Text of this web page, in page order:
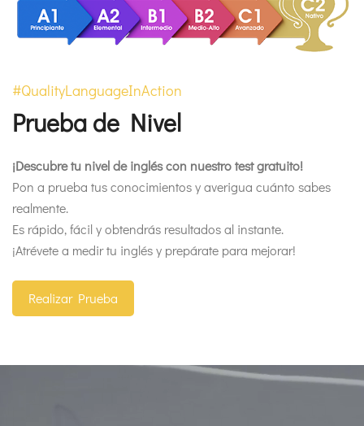
#QualityLanguageInAction
Prueba de Nivel
¡Descubre tu nivel de inglés con nuestro test gratuito!
Pon a prueba tus conocimientos y averigua cuánto sabes
realmente.
Es rápido, fácil y obtendrás resultados al instante.
¡Atrévete a medir tu inglés y prepárate para mejorar!
Realizar Prueba